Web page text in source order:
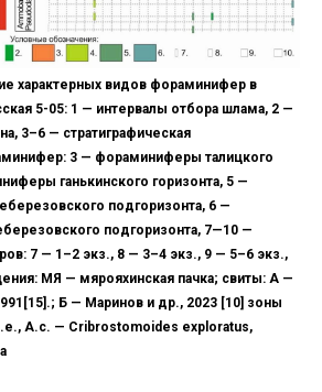
характерных видов фораминифер в
5-05: 1 — интервалы отбора шлама, 2 —
3–6 — стратиграфическая
3 — фораминиферы талицкого
ганькинского горизонта, 5 —
подгоризонта, 6 —
подгоризонта, 7—10 —
7 — 1–2 экз., 8 — 3–4 экз., 9 — 5–6 экз.,
МЯ — мярояхинская пачка; свиты: А —
Б — Маринов и др., 2023 [10] зоны
A.с. — Cribrostomoides exploratus,